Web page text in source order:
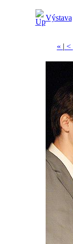
Výstava
« | <